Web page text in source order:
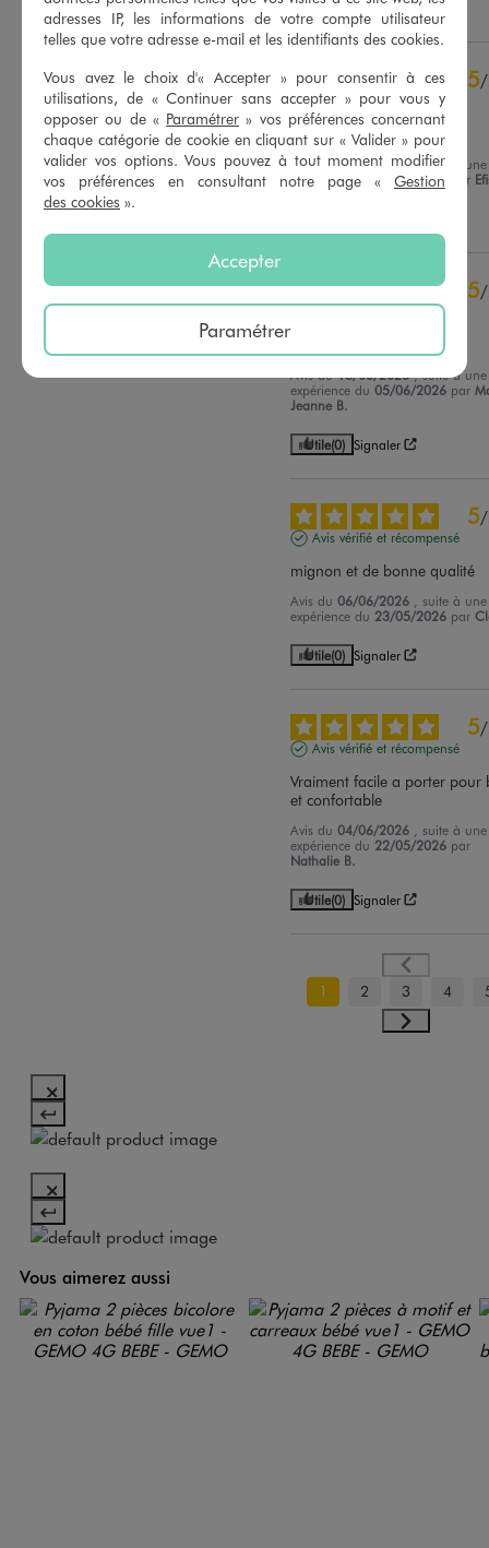
5étoiles
20
3étoiles
0
1étoile 0
Trier les avis
Utile (0) Signaler
5/
Avis vérifié et récompensé
Taille bien
Avis du06/08/2026 , suite à une
expérience du24/07/2026 par
5/
Avis vérifié et récompensé
Avis du18/06/2026 , suite à une
expérience du05/06/2026 par
Jeanne B.
Utile(0) Signaler
5/
Avis vérifié et récompensé
mignon et de bonne qualité
Avis du06/06/2026
, suite à une
expérience du 23/05/2026 par
Utile(0) Signaler
5/
Avis vérifié et récompensé
Vraiment facile a porter pour
et confortable
Avis du04/06/2026
, suite à une
expérience du 22/05/2026 par
Nathalie B.
Utile(0) Signaler
1 2 3 4
Vous aimerez aussi
adresses IP, les informations de votre compte utilisateur
telles que votre adresse e-mail et les identifiants des cookies.
Vous avez le choix d'« Accepter » pour consentir à ces
utilisations, de « Continuer sans accepter » pour vous y
opposer ou de « Paramétrer » vos préférences concernant
chaque catégorie de cookie en cliquant sur « Valider » pour
valider vos options. Vous pouvez à tout moment modifier
vos préférences en consultant notre page « Gestion
des cookies ».
Accepter
Paramétrer